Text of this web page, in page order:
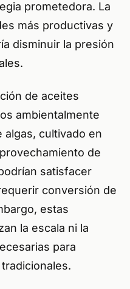
prometedora. La
más productivas y
disminuir la presión
de aceites
ambientalmente
algas, cultivado en
de
satisfacer
conversión de
estas
la escala ni la
para